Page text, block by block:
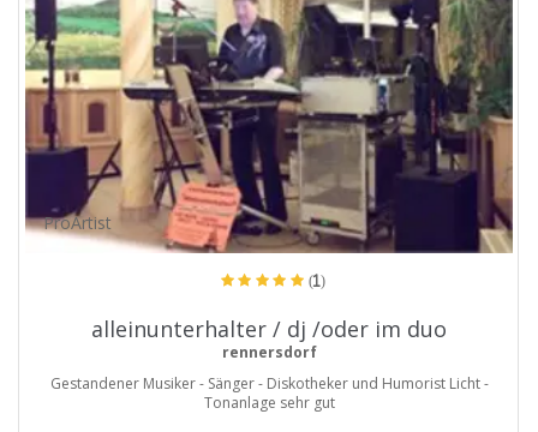
ProArtist
(1)
alleinunterhalter / dj /oder im duo
rennersdorf
Gestandener Musiker - Sänger - Diskotheker und Humorist Licht -
Tonanlage sehr gut